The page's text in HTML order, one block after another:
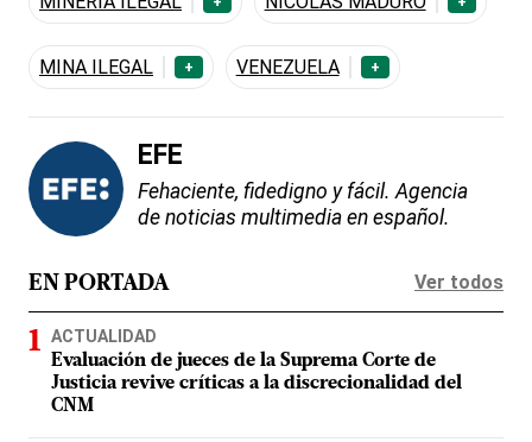
MINA ILEGAL + VENEZUELA +
EFE
Fehaciente, fidedigno y fácil. Agencia
de noticias multimedia en español.
EN PORTADA Ver todos
ACTUALIDAD
Evaluación de jueces de la Suprema Corte de
Justicia revive críticas a la discrecionalidad del
CNM